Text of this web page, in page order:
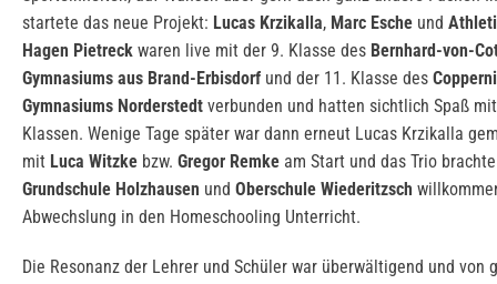
startete das neue Projekt: Lucas Krzikalla, Marc Esche und
Hagen Pietreck waren live mit der 9. Klasse des Bernhard-von-
Gymnasiums aus Brand-Erbisdorf und der 11. Klasse des
Gymnasiums Norderstedt verbunden und hatten sichtlich Spaß
Klassen. Wenige Tage später war dann erneut Lucas Krzikalla
mit Luca Witzke bzw. Gregor Remke am Start und das Trio
Grundschule Holzhausen und Oberschule Wiederitzsch
Abwechslung in den Homeschooling Unterricht.
Die Resonanz der Lehrer und Schüler war überwältigend und von